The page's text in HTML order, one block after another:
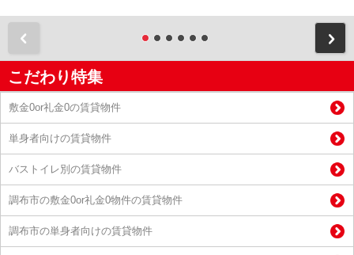
こだわり特集
敷金0or礼金0の賃貸物件
単身者向けの賃貸物件
バストイレ別の賃貸物件
調布市の敷金0or礼金0物件の賃貸物件
調布市の単身者向けの賃貸物件